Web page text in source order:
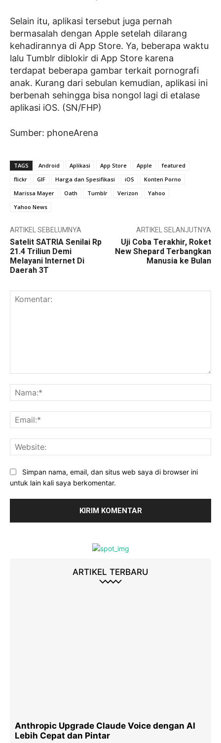
Selain itu, aplikasi tersebut juga pernah
bermasalah dengan Apple setelah dilarang
kehadirannya di App Store. Ya, beberapa waktu
lalu Tumblr diblokir di App Store karena
terdapat beberapa gambar terkait pornografi
anak. Kurang dari sebulan kemudian, aplikasi ini
berbenah sehingga bisa nongol lagi di etalase
aplikasi iOS. (SN/FHP)
Sumber: phoneArena
TAGS Android Aplikasi App Store Apple
featured
flickr
GIF Harga dan Spesifikasi iOS
Konten Porno
Marissa Mayer
Oath Tumblr Verizon
Yahoo
Yahoo News
ARTIKEL SEBELUMNYA
Satelit SATRIA Senilai Rp
21.4 Triliun Demi
Melayani Internet Di
Daerah 3T
ARTIKEL SELANJUTNYA
Uji Coba Terakhir, Roket
New Shepard Terbangkan
Manusia ke Bulan
Simpan nama, email, dan situs web saya di browser ini
untuk lain kali saya berkomentar.
ARTIKEL TERBARU
Anthropic Upgrade Claude Voice dengan AI
Lebih Cepat dan Pintar